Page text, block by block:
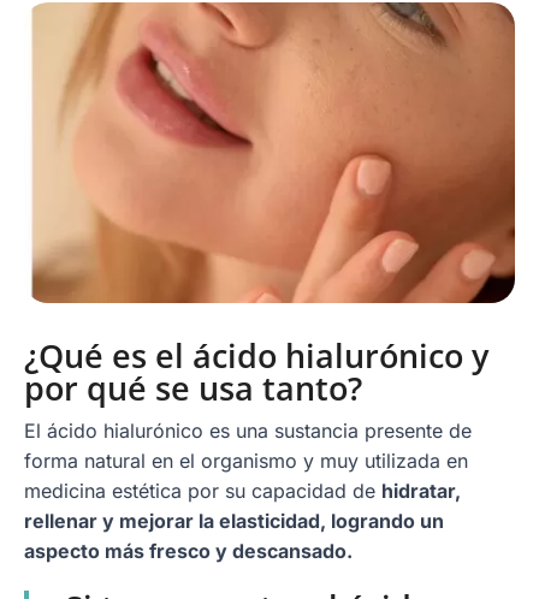
¿Qué es el ácido hialurónico y
por qué se usa tanto?
El ácido hialurónico es una sustancia presente de
forma natural en el organismo y muy utilizada en
medicina estética por su capacidad de hidratar,
rellenar y mejorar la elasticidad, logrando un
aspecto más fresco y descansado.